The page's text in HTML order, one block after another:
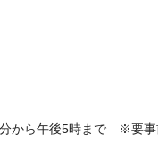
から午後5時まで ※要事